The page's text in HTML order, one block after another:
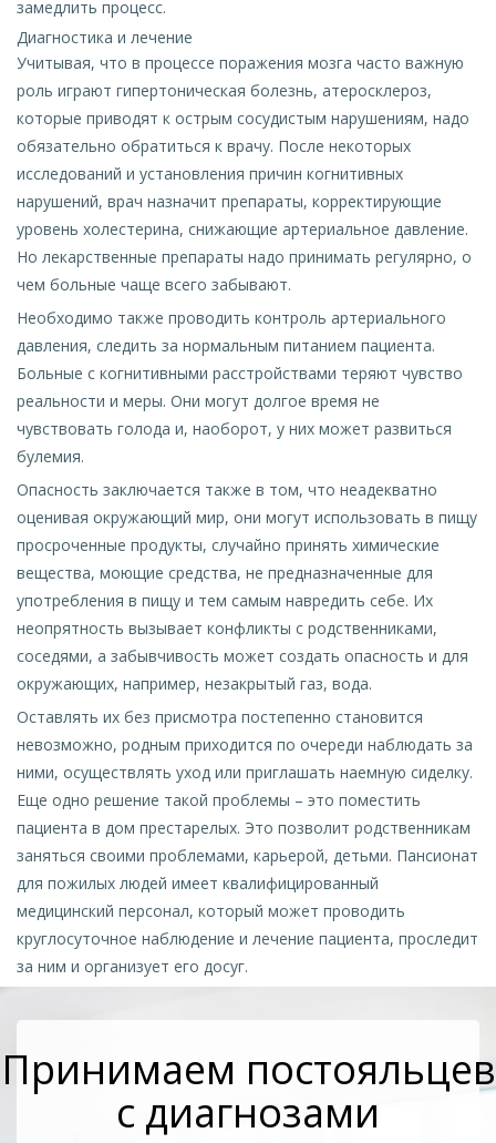
замедлить процесс.
Диагностика и лечение
Учитывая, что в процессе поражения мозга часто важную
роль играют гипертоническая болезнь, атеросклероз,
которые приводят к острым сосудистым нарушениям, надо
обязательно обратиться к врачу. После некоторых
исследований и установления причин когнитивных
нарушений, врач назначит препараты, корректирующие
уровень холестерина, снижающие артериальное давление.
Но лекарственные препараты надо принимать регулярно, о
чем больные чаще всего забывают.
Необходимо также проводить контроль артериального
давления, следить за нормальным питанием пациента.
Больные с когнитивными расстройствами теряют чувство
реальности и меры. Они могут долгое время не
чувствовать голода и, наоборот, у них может развиться
булемия.
Опасность заключается также в том, что неадекватно
оценивая окружающий мир, они могут использовать в пищу
просроченные продукты, случайно принять химические
вещества, моющие средства, не предназначенные для
употребления в пищу и тем самым навредить себе. Их
неопрятность вызывает конфликты с родственниками,
соседями, а забывчивость может создать опасность и для
окружающих, например, незакрытый газ, вода.
Оставлять их без присмотра постепенно становится
невозможно, родным приходится по очереди наблюдать за
ними, осуществлять уход или приглашать наемную сиделку.
Еще одно решение такой проблемы – это поместить
пациента в дом престарелых. Это позволит родственникам
заняться своими проблемами, карьерой, детьми. Пансионат
для пожилых людей имеет квалифицированный
медицинский персонал, который может проводить
круглосуточное наблюдение и лечение пациента, проследит
за ним и организует его досуг.
Принимаем постояльцев
с диагнозами